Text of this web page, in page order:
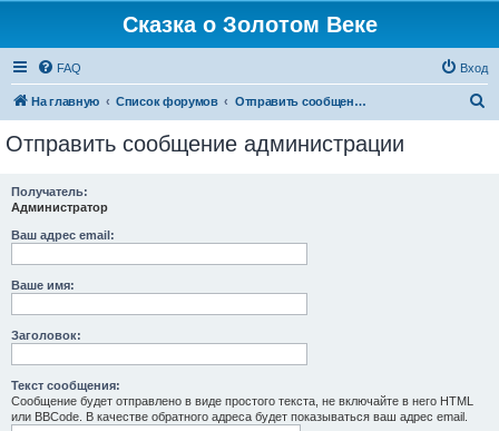
Сказка о Золотом Веке
FAQ Вход
На главную Список форумов Отправить сообщение администрации
Отправить сообщение администрации
Получатель:
Администратор
Ваш адрес email:
Ваше имя:
Заголовок:
Текст сообщения:
Сообщение будет отправлено в виде простого текста, не включайте в него HTML
или BBCode. В качестве обратного адреса будет показываться ваш адрес email.